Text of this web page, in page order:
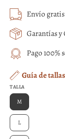
Envío
Garantías y
Pago 100%
Guía de tallas
TALLA
M
L